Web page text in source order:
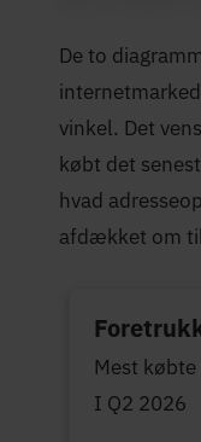
De to
vinkel. Det
købt det
hvad
afdækket om
Mest
I Q2 2026